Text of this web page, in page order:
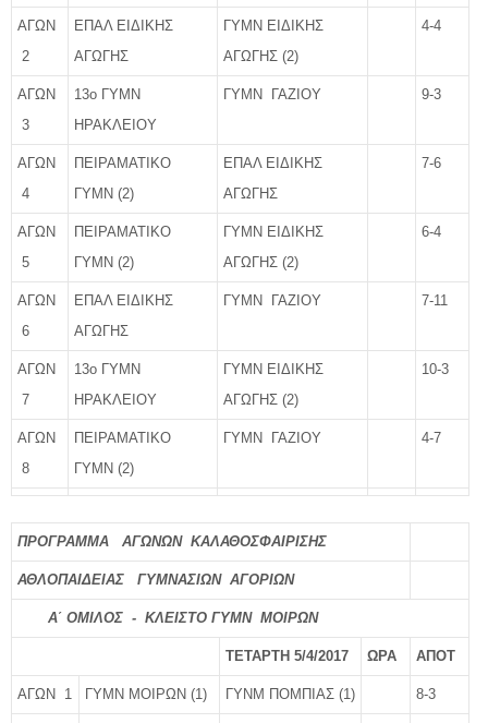
ΑΓΩΝ
2
ΕΠΑΛ ΕΙΔΙΚΗΣ
ΑΓΩΓΗΣ
ΓΥΜΝ ΕΙΔΙΚΗΣ
ΑΓΩΓΗΣ (2)
4-4
ΑΓΩΝ
3
13ο ΓΥΜΝ
ΗΡΑΚΛΕΙΟΥ
ΓΥΜΝ ΓΑΖΙΟΥ 9-3
ΑΓΩΝ
4
ΠΕΙΡΑΜΑΤΙΚΟ
ΓΥΜΝ (2)
ΕΠΑΛ ΕΙΔΙΚΗΣ
ΑΓΩΓΗΣ
7-6
ΑΓΩΝ
5
ΠΕΙΡΑΜΑΤΙΚΟ
ΓΥΜΝ (2)
ΓΥΜΝ ΕΙΔΙΚΗΣ
ΑΓΩΓΗΣ (2)
6-4
ΑΓΩΝ
6
ΕΠΑΛ ΕΙΔΙΚΗΣ
ΑΓΩΓΗΣ
ΓΥΜΝ ΓΑΖΙΟΥ 7-11
ΑΓΩΝ
7
13ο ΓΥΜΝ
ΗΡΑΚΛΕΙΟΥ
ΓΥΜΝ ΕΙΔΙΚΗΣ
ΑΓΩΓΗΣ (2)
10-3
ΑΓΩΝ
8
ΠΕΙΡΑΜΑΤΙΚΟ
ΓΥΜΝ (2)
ΓΥΜΝ ΓΑΖΙΟΥ 4-7
ΠΡΟΓΡΑΜΜΑ ΑΓΩΝΩΝ ΚΑΛΑΘΟΣΦΑΙΡΙΣΗΣ
ΑΘΛΟΠΑΙΔΕΙΑΣ ΓΥΜΝΑΣΙΩΝ ΑΓΟΡΙΩΝ
Α΄ ΟΜΙΛΟΣ - ΚΛΕΙΣΤΟ ΓΥΜΝ ΜΟΙΡΩΝ
ΤΕΤΑΡΤΗ 5/4/2017 ΩΡΑ ΑΠΟΤ
ΑΓΩΝ 1 ΓΥΜΝ ΜΟΙΡΩΝ (1) ΓΥΝΜ ΠΟΜΠΙΑΣ (1) 8-3